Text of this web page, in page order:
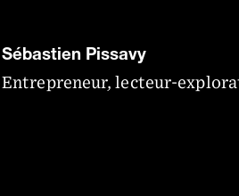
Sébastien Pissavy
Entrepreneur, lecteur-